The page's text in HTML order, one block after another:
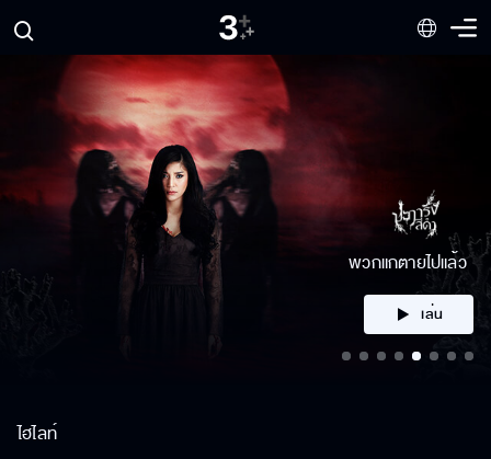
คลิก
ไฮไลท์